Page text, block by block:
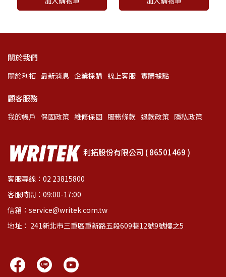
關於我們
關於利拓 最新消息 企業採購 線上客服 實體據點
顧客服務
我的帳戶 保固政策 維修保固 服務條款 退款政策 隱私政策
利拓股份有限公司 ( 86501469 )
客服專線：02 23815800
客服時間：09:00-17:00
信箱：service@writek.com.tw
地址： 241新北市三重區重新路五段609巷12號9號樓之5